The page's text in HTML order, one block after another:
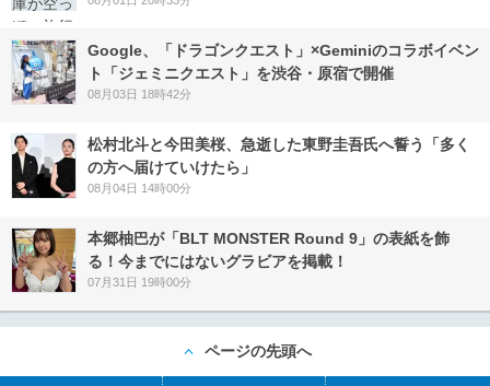
Google、「ドラゴンクエスト」×Geminiのコラボイベン
ト「ジェミニクエスト」を渋谷・原宿で開催
08月03日 18時42分
松村北斗と今田美桜、急逝した東野圭吾氏へ誓う「多く
の方へ届けていけたら」
08月04日 14時00分
本郷柚巴が「BLT MONSTER Round 9」の表紙を飾
る！今までにはないグラビアを掲載！
07月31日 19時00分
ページの先頭へ